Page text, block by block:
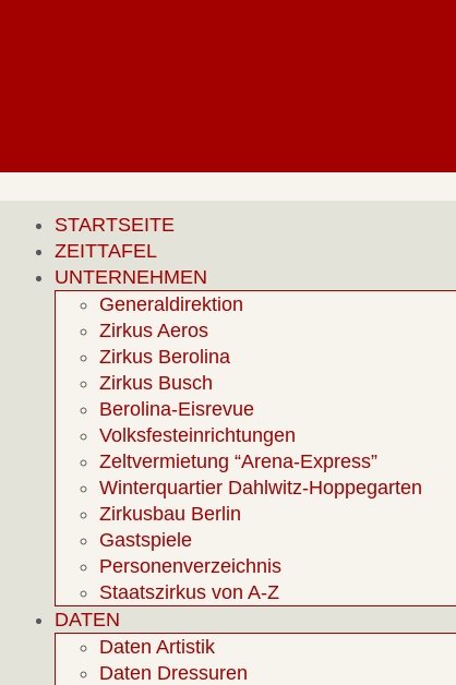
STARTSEITE
ZEITTAFEL
UNTERNEHMEN
Generaldirektion
Zirkus Aeros
Zirkus Berolina
Zirkus Busch
Berolina-Eisrevue
Volksfesteinrichtungen
Zeltvermietung “Arena-Express”
Winterquartier Dahlwitz-Hoppegarten
Zirkusbau Berlin
Gastspiele
Personenverzeichnis
Staatszirkus von A-Z
DATEN
Daten Artistik
Daten Dressuren